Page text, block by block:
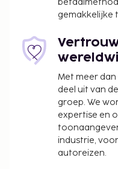
bedraagt tussen
kamertarief per
verdere
voor meer
accommodatie
We hebben alle
accommodatie aan
gemakkelijke
Met meer
deel uit van
groep. We
expertise en
industrie,
autoreizen.